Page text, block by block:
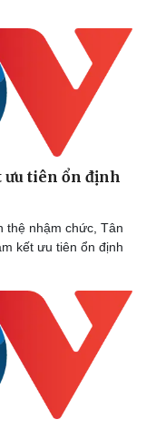
cho bé
tâm hồn
tiên ổn định
thệ nhậm chức, Tân
kết ưu tiên ổn định